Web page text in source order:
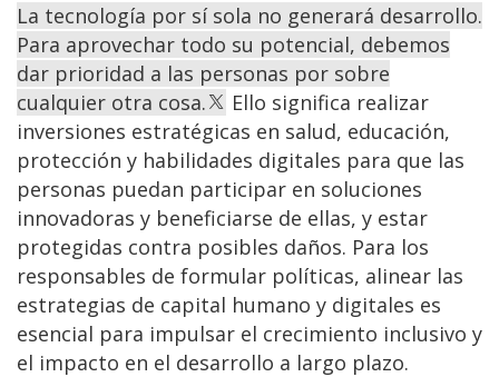
La tecnología por sí sola no generará desarrollo.
Para aprovechar todo su potencial, debemos
dar prioridad a las personas por sobre
cualquier otra cosa.
Ello significa realizar
inversiones estratégicas en salud, educación,
protección y habilidades digitales para que las
personas puedan participar en soluciones
innovadoras y beneficiarse de ellas, y estar
protegidas contra posibles daños. Para los
responsables de formular políticas, alinear las
estrategias de capital humano y digitales es
esencial para impulsar el crecimiento inclusivo y
el impacto en el desarrollo a largo plazo.